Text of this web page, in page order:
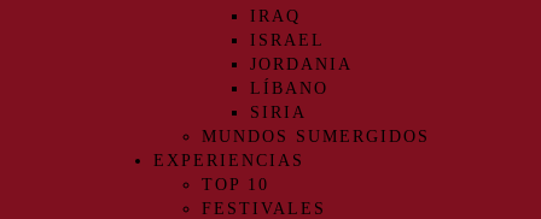
IRAQ
ISRAEL
JORDANIA
LÍBANO
SIRIA
MUNDOS SUMERGIDOS
EXPERIENCIAS
TOP 10
FESTIVALES